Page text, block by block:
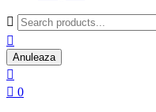


Anuleaza

 0